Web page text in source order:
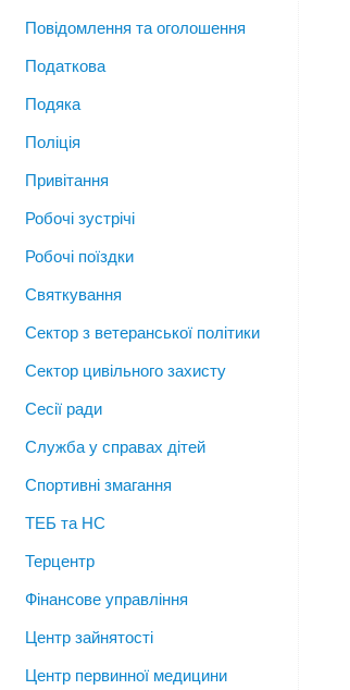
Повідомлення та оголошення
Податкова
Подяка
Поліція
Привітання
Робочі зустрічі
Робочі поїздки
Святкування
Сектор з ветеранської політики
Сектор цивільного захисту
Сесії ради
Служба у справах дітей
Спортивні змагання
ТЕБ та НС
Терцентр
Фінансове управління
Центр зайнятості
Центр первинної медицини